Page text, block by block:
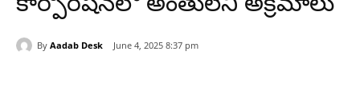
By Aadab Desk June 4, 2025 8:37 pm